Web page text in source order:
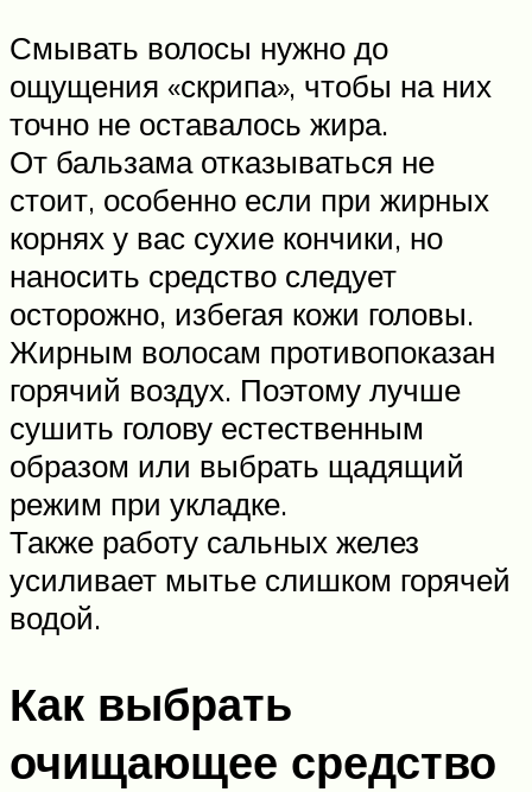
Смывать волосы нужно до
ощущения «скрипа», чтобы на них
точно не оставалось жира.
От бальзама отказываться не
стоит, особенно если при жирных
корнях у вас сухие кончики, но
наносить средство следует
осторожно, избегая кожи головы.
Жирным волосам противопоказан
горячий воздух. Поэтому лучше
сушить голову естественным
образом или выбрать щадящий
режим при укладке.
Также работу сальных желез
усиливает мытье слишком горячей
водой.
Как выбрать
очищающее средство